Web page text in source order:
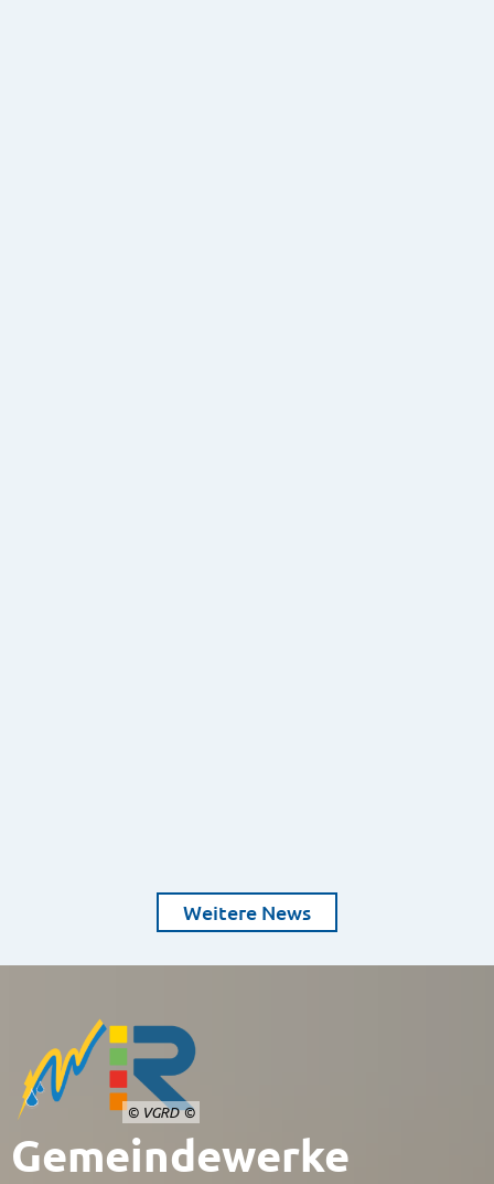
Weitere News
© VGRD
Gemeindewerke